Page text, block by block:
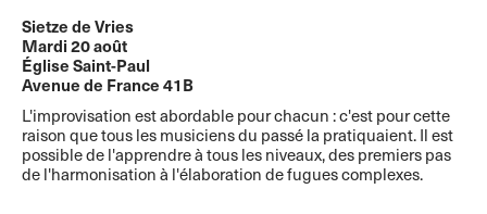
Sietze de Vries
Mardi 20 août
Église Saint-Paul
Avenue de France 41B
L'improvisation est abordable pour chacun : c'est pour cette
raison que tous les musiciens du passé la pratiquaient. Il est
possible de l'apprendre à tous les niveaux, des premiers pas
de l'harmonisation à l'élaboration de fugues complexes.